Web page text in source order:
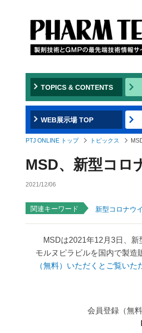
TOPICS & CONTENTS
WEB展示場 TOP
PTJ ONLINE トップ トピックス
MSD、新型コロ
2021/12/06
関連キーワード 新型コロナウ
MSDは2021年12月3日、新
モルヌピラビルを国内で製造
（無料）いただくとご覧いた
会員登録（無